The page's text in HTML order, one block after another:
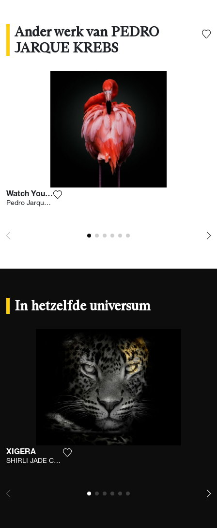
Ander werk van PEDRO
JARQUE KREBS
Watch Your Back
Pedro Jarque Krebs
In hetzelfde universum
XIGERA
SHIRLI JADE CARSWELL